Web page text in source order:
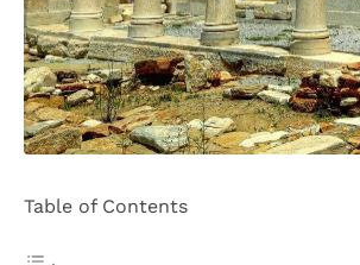
Table of Contents